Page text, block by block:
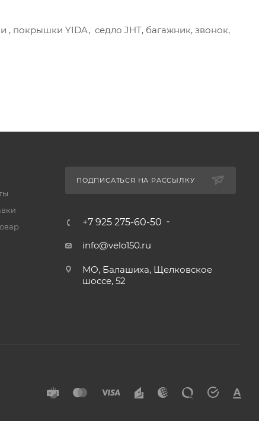
, покрышки YIDA, седло JHT, багажник, звонок,
ПОДПИСАТЬСЯ НА РАССЫЛКУ
+7 925 275-60-50
info@velo150.ru
МО, Балашиха, Щелковское
шоссе, 52